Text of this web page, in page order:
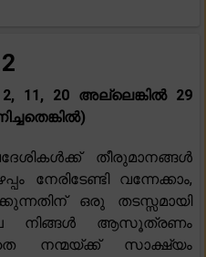
11, 20 അല്ലെങ്കിൽ 29
തീരുമാനങ്ങൾ
വന്നേക്കാം,
ഒരു തടസ്സമായി
നിങ്ങൾ ആസൂത്രണം
നന്മയ്ക്ക് സാക്ഷ്യം